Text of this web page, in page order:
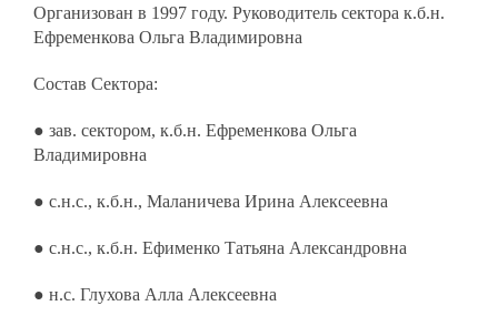
Организован в 1997 году. Руководитель сектора к.б.н.
Ефременкова Ольга Владимировна
Состав Сектора:
● зав. сектором, к.б.н. Ефременкова Ольга
Владимировна
● с.н.с., к.б.н., Маланичева Ирина Алексеевна
● с.н.с., к.б.н. Ефименко Татьяна Александровна
● н.с. Глухова Алла Алексеевна